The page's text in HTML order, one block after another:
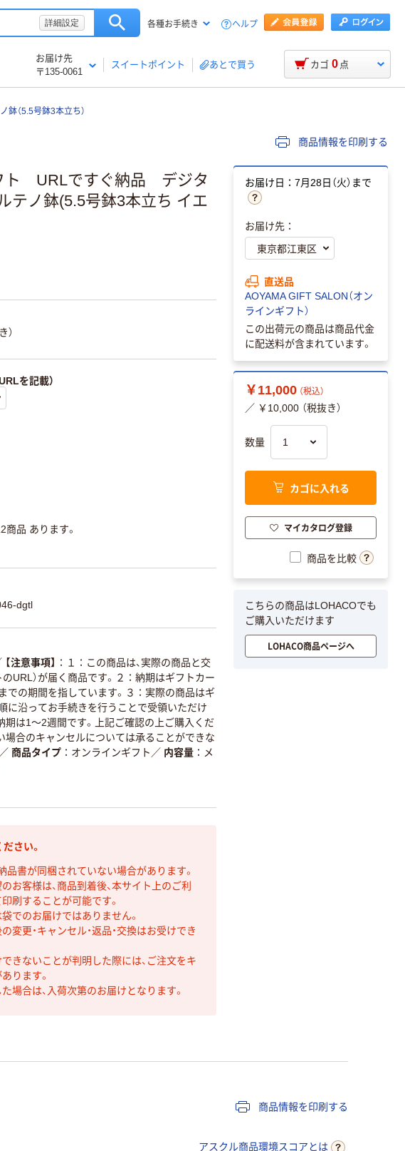
詳細設定 各種お手続き ヘルプ
お届け先
〒135-0061
スイートポイント あとで買う カゴ 0 点
（5.5号鉢3本立ち）
商品情報を印刷する
ト URLですぐ納品 デジタ
ノ鉢(5.5号鉢3本立ち イエ
）
を記載）
商品 あります。
dgtl
【注意事項】
１：この商品は、実際の商品と交
URL）が届く商品です。２：納期はギフトカー
での期間を指しています。３：実際の商品はギ
に沿ってお手続きを行うことで受領いただけ
は1～2週間です。上記ご確認の上ご購入くだ
合のキャンセルについては承ることができな
／ 商品タイプ オンラインギフト ／ 内容量
メ
さい。
品書が同梱されていない場合があります。
お客様は、商品到着後、本サイト上のご利
刷することが可能です。
でのお届けではありません。
変更・キャンセル・返品・交換はお受けでき
きないことが判明した際には、ご注文をキ
ります。
場合は、入荷次第のお届けとなります。
お届け日：7月28日（火）まで
お届け先：
直送品
AOYAMA GIFT SALON（オン
ラインギフト）
この出荷元の商品は商品代金
に配送料が含まれています。
￥11,000 （税込）
／ ￥10,000 （税抜き）
数量
カゴに入れる
マイカタログ登録
商品を比較
こちらの商品はLOHACOでも
ご購入いただけます
LOHACO商品ページへ
商品情報を印刷する
アスクル商品環境スコアとは